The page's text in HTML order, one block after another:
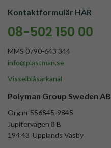
Kontaktformulär HÄR
08-502 150 00
MMS 0790-643 344
info@plastman.se
Visselblåsarkanal
Polyman Group Sweden AB
Org.nr 556845-9845
Jupitervägen 8 B
194 43 Upplands Väsby